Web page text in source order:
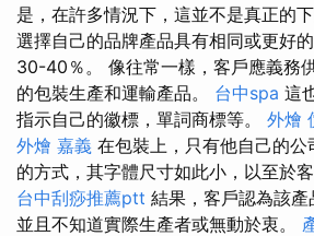
是，在許多情況下，這並不是真正的
選擇自己的品牌產品具有相同或更好
30-40％。 像往常一樣，客戶應義務
的包裝生產和運輸產品。 台中spa 這
指示自己的徽標，單詞商標等。 外燴
外燴 嘉義 在包裝上，只有他自己的
的方式，其字體尺寸如此小，以至於客
台中刮痧推薦ptt 結果，客戶認為該產
並且不知道實際生產者或無動於衷。